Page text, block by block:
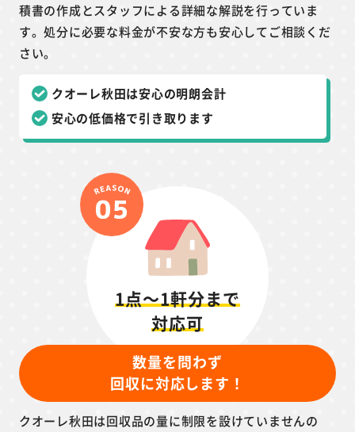
積書の作成とスタッフによる詳細な解説を行っていま
す。処分に必要な料金が不安な方も安心してご相談くだ
さい。
クオーレ秋田は安心の明朗会計
安心の低価格で引き取ります
1点～1軒分まで
対応可
数量を問わず
回収に対応します！
クオーレ秋田は回収品の量に制限を設けていませんの